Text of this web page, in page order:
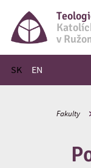
v
SK EN
Hlavné menu
Fakulty